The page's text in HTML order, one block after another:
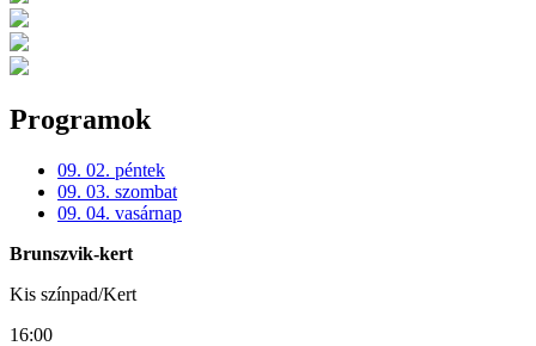
Programok
09. 02. péntek
09. 03. szombat
09. 04. vasárnap
Brunszvik-kert
Kis színpad/Kert
16:00